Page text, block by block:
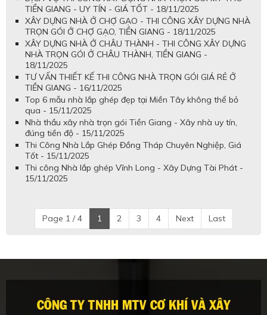
TIỀN GIANG - UY TÍN - GIÁ TỐT - 18/11/2025
XÂY DỰNG NHÀ Ở CHỢ GẠO - THI CÔNG XÂY DỰNG NHÀ
TRỌN GÓI Ở CHỢ GẠO, TIỀN GIANG - 18/11/2025
XÂY DỰNG NHÀ Ở CHÂU THÀNH - THI CÔNG XÂY DỰNG
NHÀ TRỌN GÓI Ở CHÂU THÀNH, TIỀN GIANG -
18/11/2025
TƯ VẤN THIẾT KẾ THI CÔNG NHÀ TRỌN GÓI GIÁ RẺ Ở
TIỀN GIANG - 16/11/2025
Top 6 mẫu nhà lắp ghép đẹp tại Miền Tây không thể bỏ
qua - 15/11/2025
Nhà thầu xây nhà trọn gói Tiền Giang - Xây nhà uy tín,
đúng tiền độ - 15/11/2025
Thi Công Nhà Lắp Ghép Đồng Tháp Chuyên Nghiệp, Giá
Tốt - 15/11/2025
Thi công Nhà lắp ghép Vĩnh Long - Xây Dựng Tài Phát -
15/11/2025
Page 1 / 4 1 2 3 4 Next Last
CÔNG TY TNHH MTV CƠ KHÍ VÀ XÂY